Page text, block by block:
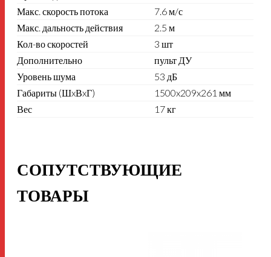
Макс. скоростьпотока
7.6 м/с
Макс. дальность действия
2.5 м
Кол-воскоростей
3 шт
Дополнительно
пульт ДУ
Уровеньшума
53 дБ
Габариты (ШxВxГ)
1500x209x261 мм
Вес
17 кг
СОПУТСТВУЮЩИЕ
ТОВАРЫ